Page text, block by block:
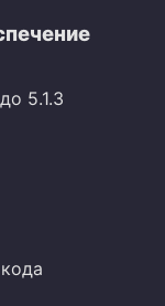
5.1.3